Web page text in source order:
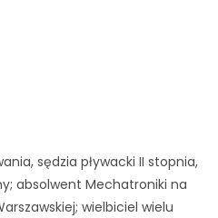
sędzia pływacki II stopnia,
absolwent Mechatroniki na
wielbiciel wielu